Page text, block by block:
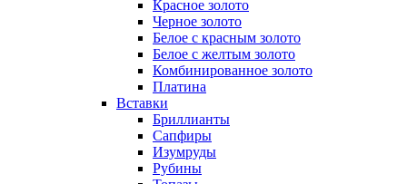
Красное золото
Черное золото
Белое с красным золото
Белое с желтым золото
Комбинированное золото
Платина
Вставки
Бриллианты
Сапфиры
Изумруды
Рубины